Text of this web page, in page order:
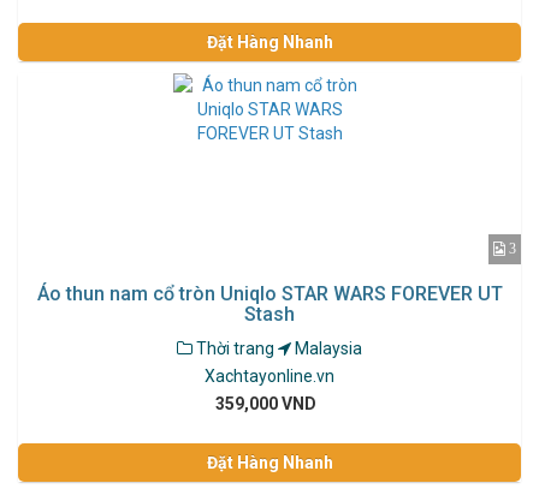
Đặt Hàng Nhanh
3
Áo thun nam cổ tròn Uniqlo STAR WARS FOREVER UT
Stash
Thời trang
Malaysia
Xachtayonline.vn
359,000 VND
Đặt Hàng Nhanh